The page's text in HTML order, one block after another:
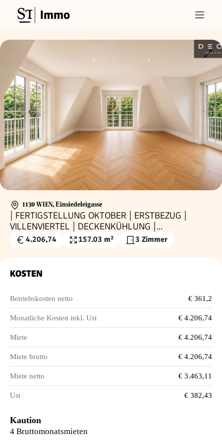
Immo
1130 WIEN, Einsiedeleigasse
| FERTIGSTELLUNG OKTOBER | ERSTBEZUG |
VILLENVIERTEL | DECKENKÜHLUNG |
WÄRMEPUMPE
Gesamtmiete
4.206,74
Nutzfläche
157.03 m² 3 Zimmer
KOSTEN
Betriebskosten netto € 361,2
Monatliche Kosten inkl. Ust € 4.206,74
Miete € 4.206,74
Miete brutto € 4.206,74
Miete netto € 3.463,11
Ust € 382,43
Kaution
4 Bruttomonatsmieten